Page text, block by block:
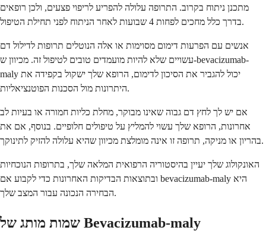
מתכנן ניתוח בקרוב. התרופה עלולה להפריע לריפוי פצעים, ולכן רופאים
בדרך כלל מחכים לפחות 4 שבועות לאחר הניתוח לפני תחילת הטיפול.
אנשים עם הפרעות דימום מסוימות או אלה הנוטלים תרופות לדילול דם
עשויים שלא להיות מועמדים טובים לטיפול זה. מכיוון ש-bevacizumab-
maly יכול להגביר את הסיכון לדימום, הרופא שלך ישקול בקפידה את
היתרונות מול הסכנות הפוטנציאליות.
אם יש לך לחץ דם גבוה שאינו מבוקר, מחלת כליות חמורה או בעיות לב
אחרונות, הרופא שלך עשוי להמליץ על טיפולים חלופיים. בנוסף, אם את
בהריון או מניקה, תרופה זו אינה מומלצת מכיוון שהיא עלולה להזיק לתינוקך.
האונקולוג שלך יעיין בהיסטוריה הרפואית המלאה שלך, בתרופות הנוכחיות
ובתוצאות הבדיקות האחרונות כדי לקבוע אם bevacizumab-maly היא
הבחירה הנכונה עבור המצב שלך.
שמות מותג של Bevacizumab-maly